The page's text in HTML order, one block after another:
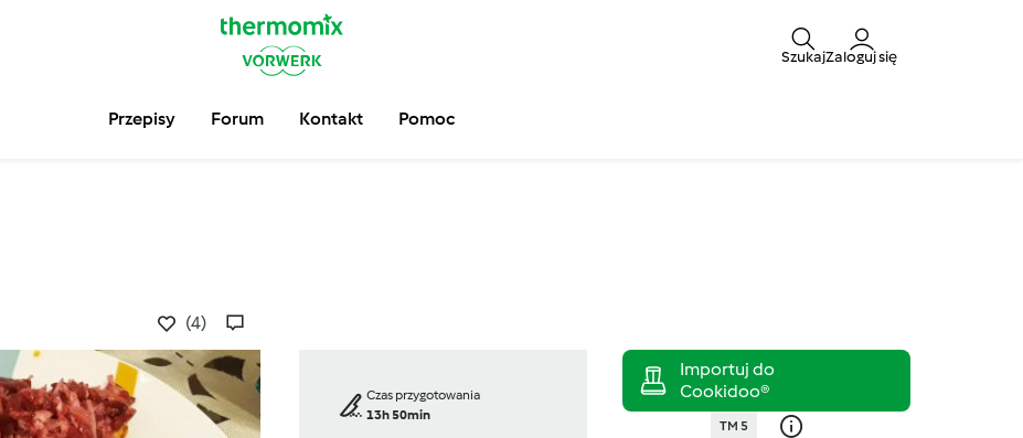
SzukajZaloguj się
Przepisy Forum Kontakt Pomoc
(4)
Czas przygotowania
13h 50min
TM 5